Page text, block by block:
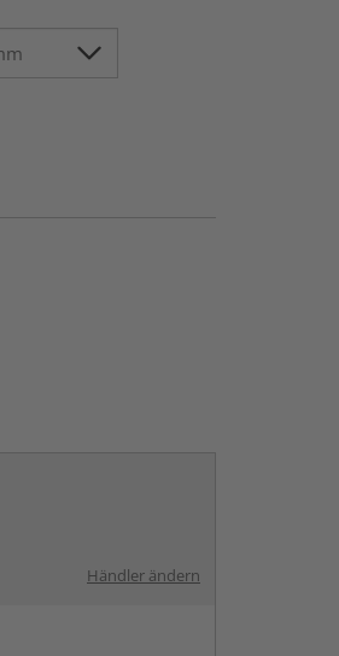
Händler ändern